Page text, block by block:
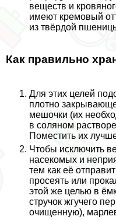
веществ и
имеют кремовый
из твёрдой
Как правильно
Для этих целей
плотно
мешочки (их
в соляном
Поместить их
Чтобы исключить
насекомых и
тем как её
просеять или
этой же целью в
стручок жгучего
очищенную),